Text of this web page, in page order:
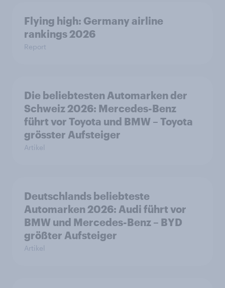
Flying high: Germany airline
rankings 2026
Report
Die beliebtesten Automarken der
Schweiz 2026: Mercedes-Benz
führt vor Toyota und BMW – Toyota
grösster Aufsteiger
Artikel
Deutschlands beliebteste
Automarken 2026: Audi führt vor
BMW und Mercedes-Benz – BYD
größter Aufsteiger
Artikel